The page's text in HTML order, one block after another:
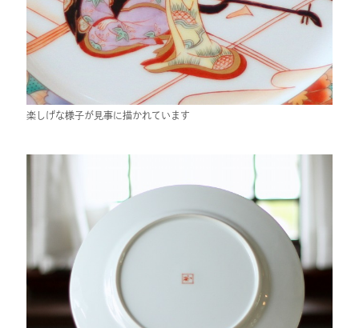
楽しげな様子が見事に描かれています